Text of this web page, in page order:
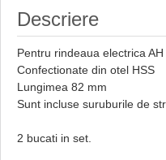
Descriere
Pentru rindeaua electrica
Confectionate din otel HSS
Lungimea 82 mm
Sunt incluse suruburile de
2 bucati in set.